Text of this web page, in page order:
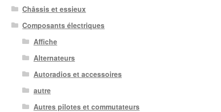
Châssis et essieux
Composants électriques
Affiche
Alternateurs
Autoradios et accessoires
autre
Autres pilotes et commutateurs